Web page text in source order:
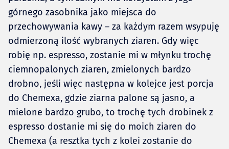
górnego zasobnika jako miejsca do
przechowywania kawy – za każdym razem wsypuję
odmierzoną ilość wybranych ziaren. Gdy więc
robię np. espresso, zostanie mi w młynku trochę
ciemnopalonych ziaren, zmielonych bardzo
drobno, jeśli więc następna w kolejce jest porcja
do Chemexa, gdzie ziarna palone są jasno, a
mielone bardzo grubo, to trochę tych drobinek z
espresso dostanie mi się do moich ziaren do
Chemexa (a resztka tych z kolei zostanie do